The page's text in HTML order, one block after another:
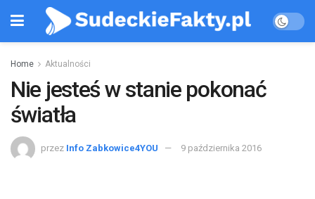
Home Aktualności
Nie jesteś w stanie pokonać
światła
przez Info Zabkowice4YOU 9 października 2016